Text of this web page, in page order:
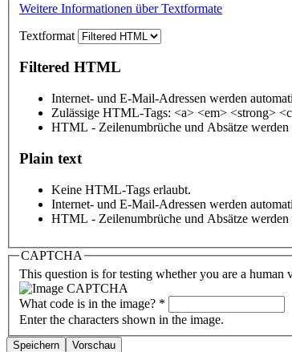
Weitere Informationen über Textformate
Textformat
Filtered HTML
Internet- und E-Mail-Adressen werden
Zulässige HTML-Tags: <a> <em> <strong>
HTML - Zeilenumbrüche und Absätze werden
Plain text
Keine HTML-Tags erlaubt.
Internet- und E-Mail-Adressen werden
HTML - Zeilenumbrüche und Absätze werden
CAPTCHA
This question is for testing whether you are a human
What code is in the image? *
Enter the characters shown in the image.